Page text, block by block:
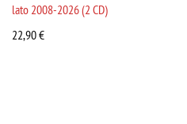
lato 2008-2026 (2 CD)
22,90€